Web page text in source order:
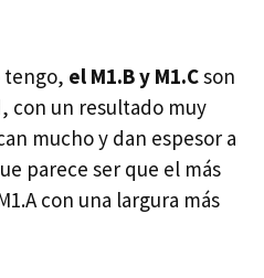
tengo, el M1.B y M1.Cson
con un resultado muy
mucho y dan espesor a
parece ser que el más
con una largura más